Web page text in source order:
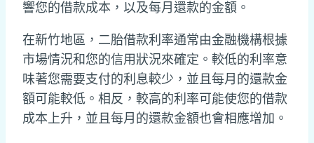
響您的借款成本，以及每月還款的金額。
在新竹地區，二胎借款利率通常由金融機構根據
市場情況和您的信用狀況來確定。較低的利率意
味著您需要支付的利息較少，並且每月的還款金
額可能較低。相反，較高的利率可能使您的借款
成本上升，並且每月的還款金額也會相應增加。